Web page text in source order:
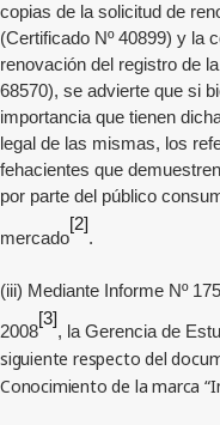
copias de la solicitud de
(Certificado Nº 40899) y la
renovación del registro de
68570), se advierte que si
importancia que tienen
legal de las mismas, los
fehacientes que
por parte del público
mercado
[2]
.
(iii) Mediante Informe Nº
2008
[3]
, la Gerencia de
siguiente respecto del
Conocimiento de la marca